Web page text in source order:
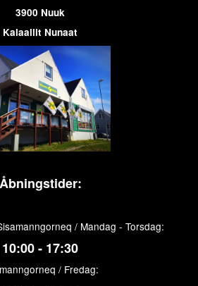
3900 Nuuk
Kalaallit Nunaat
Åbningstider:
/ Mandag - Torsdag:
10:00 - 17:30
/ Fredag: